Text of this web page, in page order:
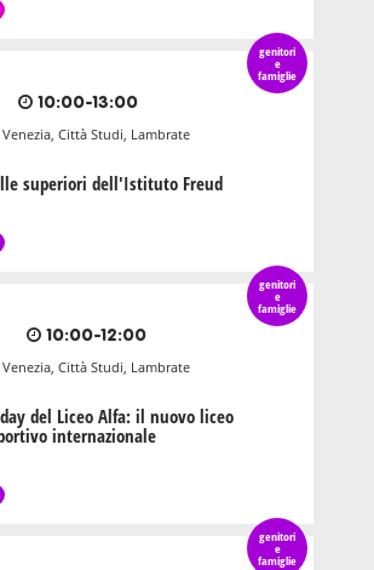
genitori
e
famiglie
10:00-13:00
Città Studi, Lambrate
superiori dell'Istituto Freud
genitori
e
famiglie
10:00-12:00
Città Studi, Lambrate
del Liceo Alfa: il nuovo liceo
internazionale
genitori
e
famiglie